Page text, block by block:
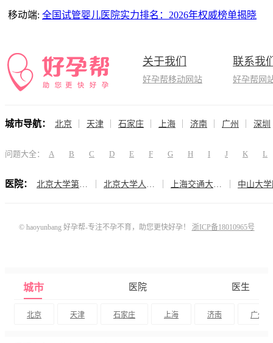
移动端: 全国试管婴儿医院实力排名：2026年权威榜单揭晓
关于我们
好孕帮移动网站
联系我
好孕帮网
城市导航： 北京 天津 石家庄 上海 济南 广州 深圳
问题大全： A B C D E F G H I J K L
医院：
© haoyunbang 好孕帮-专注不孕不育，助您更快好孕！ 浙ICP备18010965号
城市 医院 医生
北京 天津 石家庄 上海 济南 广州